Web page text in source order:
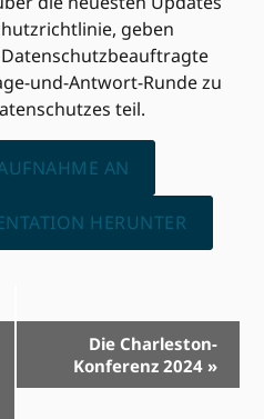
geben
und-Antwort-Runde zu
teil.
AN
HERUNTER
Die Charleston-
Konferenz 2024 »